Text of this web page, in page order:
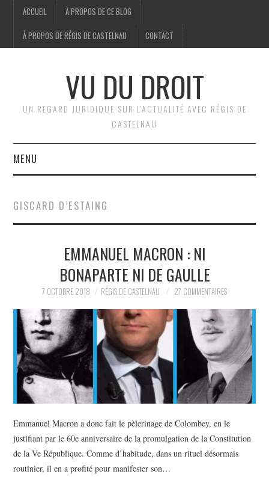
ACCUEIL À PROPOS DE CE BLOG
À PROPOS DE RÉGIS DE CASTELNAU CONTACT
VU DU DROIT
UN REGARD JURIDIQUE SUR L'ACTUALITÉ AVEC RÉGIS DE
CASTELNAU
MENU
BRÈVES
JURIDIQUE
POLITIQUE
HISTOIRE
CULTURE
SPORT
GISCARD D’ESTAING
EMMANUEL MACRON : NI
BONAPARTE NI DE GAULLE
7 OCTOBRE 2018 RÉGIS DE CASTELNAU 27 COMMENTAIRES
Emmanuel Macron a donc fait le pèlerinage de Colombey, en le
justifiant par le 60e anniversaire de la promulgation de la Constitution
de la Ve République. Comme d’habitude, dans un rituel désormais
routinier, il en a profité pour manifester son…